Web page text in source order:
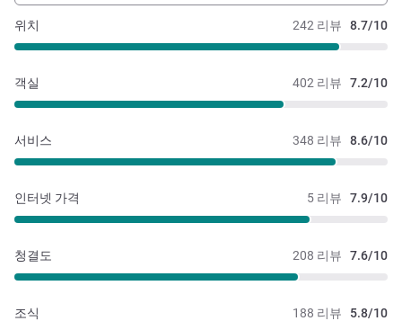
242 리뷰 8.7/10
위치
402 리뷰 7.2/10
객실
348 리뷰 8.6/10
서비스
5 리뷰 7.9/10
인터넷 가격
208 리뷰 7.6/10
청결도
188 리뷰 5.8/10
조식